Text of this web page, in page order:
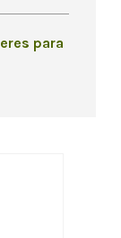
para